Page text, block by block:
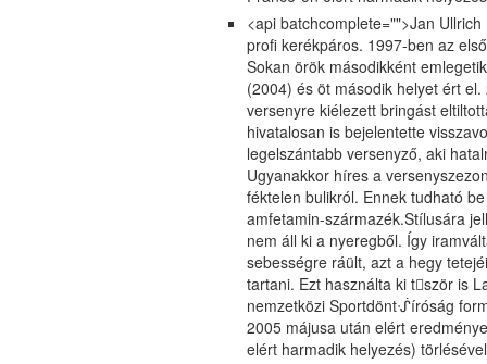
<api batchcomplete="">Jan
profi kerékpáros. 1997-ben az
Sokan örök másodikként
(2004) és öt második helyet ért
versenyre kiélezett bringást
hivatalosan is bejelentette
legelszántabb versenyző, aki
Ugyanakkor híres a
féktelen bulikról. Ennek tudható
amfetamin-származék.Stílusára
nem áll ki a nyeregből. Így
sebességre ráült, azt a hegy
tartani. Ezt használta ki tször is
nemzetközi Sportdöntᔛíróság
2005 májusa után elért
elért harmadik helyezés)